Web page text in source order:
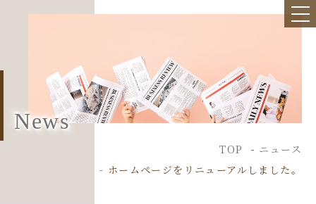
News
TOP
ニュース
ホームページをリニューアルしました。